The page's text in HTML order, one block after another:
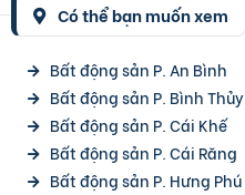
Có thể bạn muốn xem
Bất động sản P. An Bình
Bất động sản P. Bình Thủy
Bất động sản P. Cái Khế
Bất động sản P. Cái Răng
Bất động sản P. Hưng Phú